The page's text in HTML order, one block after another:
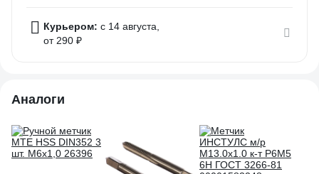
Курьером: c 14 августа,
от 290 ₽
Аналоги